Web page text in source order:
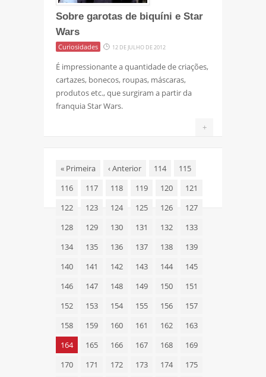
Sobre garotas de biquíni e Star
Wars
Curiosidades 12 DE JULHO DE 2012
É impressionante a quantidade de criações,
cartazes, bonecos, roupas, máscaras,
produtos etc., que surgiram a partir da
franquia Star Wars.
+
« Primeira ‹Anterior 114
115
116
117 118 119 120
121
122
123 124 125 126
127
128
129 130 131 132
133
134
135 136 137 138
139
140
141 142 143 144
145
146
147 148 149 150
151
152
153 154 155 156
157
158
159 160 161 162
163
164
165 166 167 168
169
170
171 172 173 174
175